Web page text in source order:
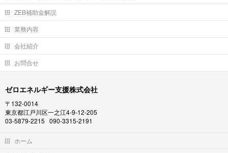
ZEB補助金解説
業務内容
会社紹介
お問合せ
ゼロエネルギー支援株式会社
〒132-0014
東京都江戸川区一之江4-9-12-205
03-5879-2215 090-3315-2191
ホーム